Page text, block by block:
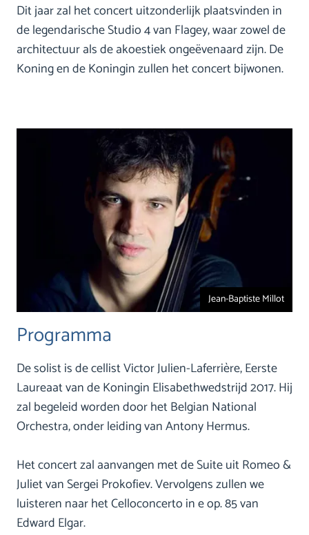
Dit jaar zal het concert uitzonderlijk plaatsvinden in
de legendarische Studio 4 van Flagey, waar zowel de
architectuur als de akoestiek ongeëvenaard zijn. De
Koning en de Koningin zullen het concert bijwonen.
Programma
De solist is de cellist Victor Julien-Laferrière, Eerste
Laureaat van de Koningin Elisabethwedstrijd 2017. Hij
zal begeleid worden door het Belgian National
Orchestra, onder leiding van Antony Hermus.
Het concert zal aanvangen met de Suite uit Romeo &
Juliet van Sergei Prokofiev. Vervolgens zullen we
luisteren naar het Celloconcerto in e op. 85 van
Edward Elgar.
Jean-Baptiste Millot